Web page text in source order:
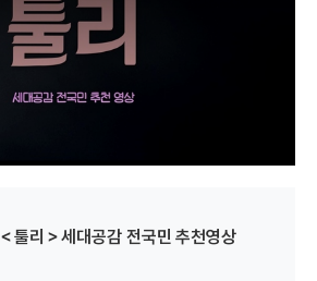
＜툴리＞세대공감 전국민 추천영상